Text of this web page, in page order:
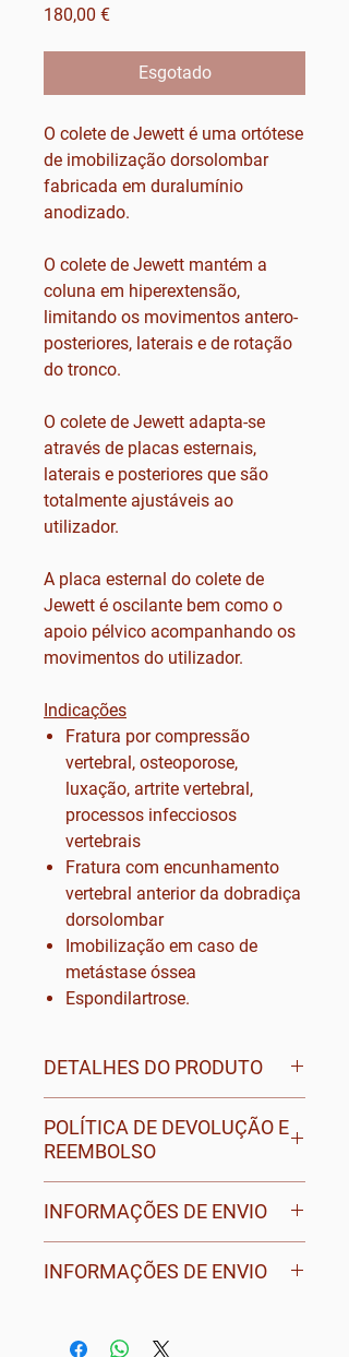
180,00 €Preço
Esgotado
O colete de Jewett é uma ortótese
de imobilização dorsolombar
fabricada em duralumínio
anodizado.
O colete de Jewett mantém a
coluna em hiperextensão,
limitando os movimentos antero-
posteriores, laterais e de rotação
do tronco.
O colete de Jewett adapta-se
através de placas esternais,
laterais e posteriores que são
totalmente ajustáveis ao
utilizador.
A placa esternal do colete de
Jewett é oscilante bem como o
apoio pélvico acompanhando os
movimentos do utilizador.
Indicações
Fratura por compressão
vertebral, osteoporose,
luxação, artrite vertebral,
processos infecciosos
vertebrais
Fratura com encunhamento
vertebral anterior da dobradiça
dorsolombar
Imobilização em caso de
metástase óssea
Espondilartrose.
DETALHES DO PRODUTO
Refª: C35PB
Mod: Jewett
POLÍTICA DE DEVOLUÇÃO E
REEMBOLSO
sobre as nossas políticas de
devolução e reembolso, visite o
documento disponível no final
funcionário através das vias
INFORMAÇÕES DE ENVIO
mais informações sobre seus
INFORMAÇÕES DE ENVIO